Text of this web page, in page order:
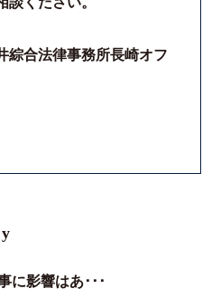
綜合法律事務所長崎オフ
に影響はあ･･･